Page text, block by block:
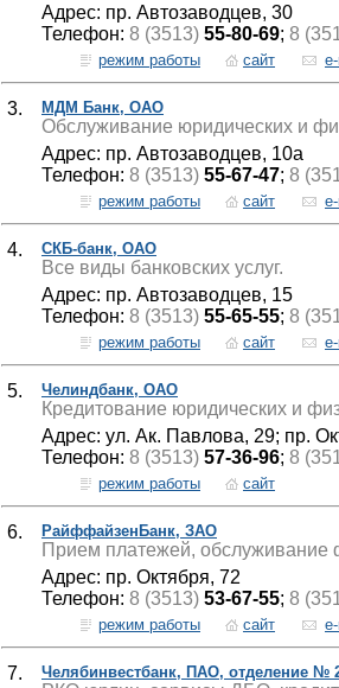
Адрес: пр. Автозаводцев, 30
Телефон: 8 (3513) 55-80-69; 8
режим работы сайт
3. МДМ Банк, ОАО
Обслуживание юридических и
Адрес: пр. Автозаводцев, 10а
Телефон: 8 (3513) 55-67-47; 8
режим работы сайт
4. СКБ-банк, ОАО
Все виды банковских услуг.
Адрес: пр. Автозаводцев, 15
Телефон: 8 (3513) 55-65-55; 8
режим работы сайт
5. Челиндбанк, ОАО
Кредитование юридических и
Адрес: ул. Ак. Павлова, 29; пр.
Телефон: 8 (3513) 57-36-96; 8
режим работы сайт
6. РайффайзенБанк, ЗАО
Прием платежей, обслуживание
Адрес: пр. Октября, 72
Телефон: 8 (3513) 53-67-55; 8
режим работы сайт
7. Челябинвестбанк, ПАО, отделение №